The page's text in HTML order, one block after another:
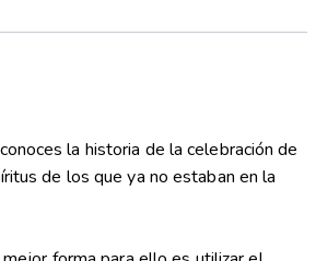
la historia de la celebración de
de los que ya no estaban en la